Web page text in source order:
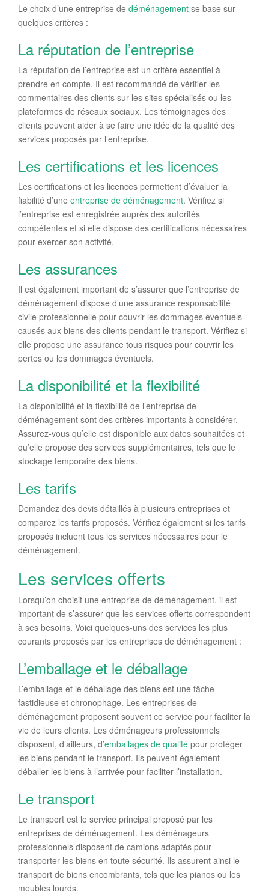
Le choix d’une entreprise de déménagement se base sur
quelques critères :
La réputation de l’entreprise
La réputation de l’entreprise est un critère essentiel à
prendre en compte. Il est recommandé de vérifier les
commentaires des clients sur les sites spécialisés ou les
plateformes de réseaux sociaux. Les témoignages des
clients peuvent aider à se faire une idée de la qualité des
services proposés par l’entreprise.
Les certifications et les licences
Les certifications et les licences permettent d’évaluer la
fiabilité d’une entreprise de déménagement. Vérifiez si
l’entreprise est enregistrée auprès des autorités
compétentes et si elle dispose des certifications nécessaires
pour exercer son activité.
Les assurances
Il est également important de s’assurer que l’entreprise de
déménagement dispose d’une assurance responsabilité
civile professionnelle pour couvrir les dommages éventuels
causés aux biens des clients pendant le transport. Vérifiez si
elle propose une assurance tous risques pour couvrir les
pertes ou les dommages éventuels.
La disponibilité et la flexibilité
La disponibilité et la flexibilité de l’entreprise de
déménagement sont des critères importants à considérer.
Assurez-vous qu’elle est disponible aux dates souhaitées et
qu’elle propose des services supplémentaires, tels que le
stockage temporaire des biens.
Les tarifs
Demandez des devis détaillés à plusieurs entreprises et
comparez les tarifs proposés. Vérifiez également si les tarifs
proposés incluent tous les services nécessaires pour le
déménagement.
Les services offerts
Lorsqu’on choisit une entreprise de déménagement, il est
important de s’assurer que les services offerts correspondent
à ses besoins. Voici quelques-uns des services les plus
courants proposés par les entreprises de déménagement :
L’emballage et le déballage
L’emballage et le déballage des biens est une tâche
fastidieuse et chronophage. Les entreprises de
déménagement proposent souvent ce service pour faciliter la
vie de leurs clients. Les déménageurs professionnels
disposent, d’ailleurs, d’emballages de qualité pour protéger
les biens pendant le transport. Ils peuvent également
déballer les biens à l’arrivée pour faciliter l’installation.
Le transport
Le transport est le service principal proposé par les
entreprises de déménagement. Les déménageurs
professionnels disposent de camions adaptés pour
transporter les biens en toute sécurité. Ils assurent ainsi le
transport de biens encombrants, tels que les pianos ou les
meubles lourds.